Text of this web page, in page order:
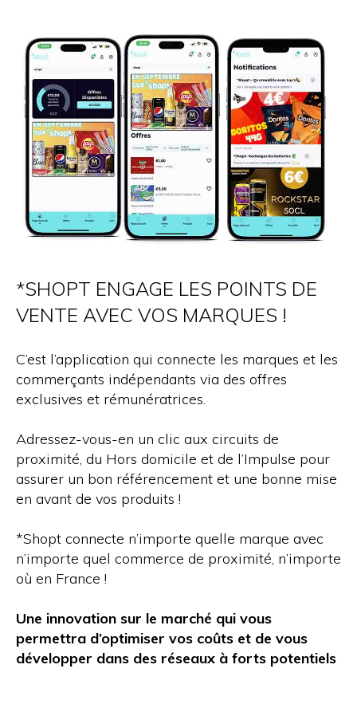
*SHOPT ENGAGE LES POINTS DE
VENTE AVEC VOS MARQUES !
C’est l’application qui connecte les marques et les
commerçants indépendants via des offres
exclusives et rémunératrices.
Adressez-vous-en un clic aux circuits de
proximité, du Hors domicile et de l’Impulse pour
assurer un bon référencement et une bonne mise
en avant de vos produits !
*Shopt connecte n’importe quelle marque avec
n’importe quel commerce de proximité, n’importe
où en France !
Une innovation sur le marché qui vous
permettra d’optimiser vos coûts et de vous
développer dans des réseaux à forts potentiels